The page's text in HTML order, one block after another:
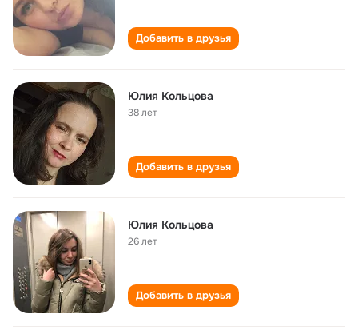
Добавить в друзья
Юлия Кольцова
38 лет
Добавить в друзья
Юлия Кольцова
26 лет
Добавить в друзья